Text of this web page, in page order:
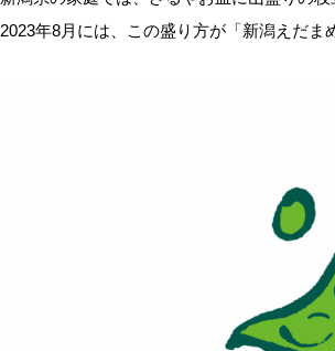
2023年8月には、この盛り方が「新潟えだま